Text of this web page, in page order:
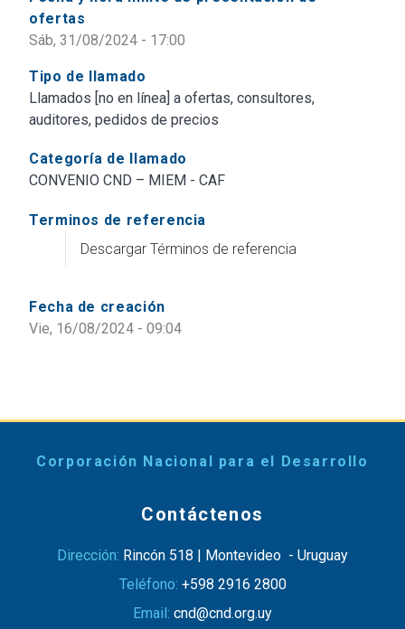
ofertas
Sáb, 31/08/2024 - 17:00
Tipo de llamado
Llamados [no en línea] a ofertas, consultores,
auditores, pedidos de precios
Categoría de llamado
CONVENIO CND – MIEM - CAF
Terminos de referencia
Descargar Términos de referencia
Fecha de creación
Vie, 16/08/2024 - 09:04
Corporación Nacional para el Desarrollo
Contáctenos
Dirección: Rincón 518 | Montevideo - Uruguay
Teléfono: +598 2916 2800
Email: cnd@cnd.org.uy